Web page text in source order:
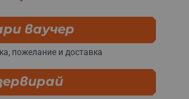
ваучер
пожелание и доставка